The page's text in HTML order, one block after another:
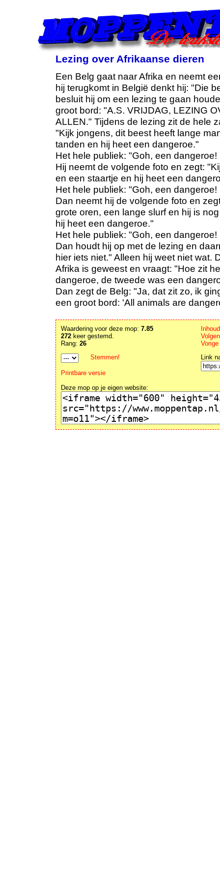
Lezing over Afrikaanse dieren
Een Belg gaat naar Afrika en neemt
hij terugkomt in België denkt hij: "Die
besluit hij om een lezing te gaan
groot bord: "A.S. VRIJDAG, LEZING
ALLEN." Tijdens de lezing zit de hele
"Kijk jongens, dit beest heeft lange
tanden en hij heet een dangeroe."
Het hele publiek: "Goh, een
Hij neemt de volgende foto en zegt:
en een staartje en hij heet een
Het hele publiek: "Goh, een
Dan neemt hij de volgende foto en
grote oren, een lange slurf en hij is
hij heet een dangeroe."
Het hele publiek: "Goh, een
Dan houdt hij op met de lezing en
hier iets niet." Alleen hij weet niet wat.
Afrika is geweest en vraagt: "Hoe zit
dangeroe, de tweede was een
Dan zegt de Belg: "Ja, dat zit zo, ik
een groot bord: 'All animals are
Waardering voor deze mop: 7.85
272 keer gestemd.
Rang: 26
Stemmen!
Printbare versie
Link
Deze mop op je eigen website: